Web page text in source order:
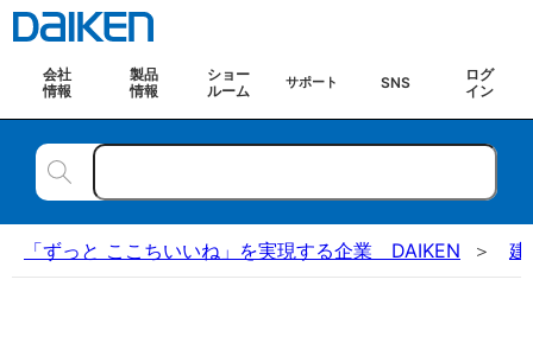
会社
情報
製品
情報
ショー
ルーム
サポート SNS
ログ
イン
「ずっと ここちいいね」を実現する企業 DAIKEN 建